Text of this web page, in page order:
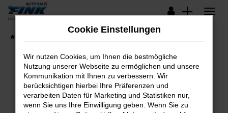
Zum
springen
Lagerfahrzeuge
Fehler: Network Error
Beim Laden ist ein Fehler aufgetreten.
Cookie Einstellungen
Wir nutzen Cookies, um Ihnen die bestmögliche
Nutzung unserer Webseite zu ermöglichen und unsere
Kommunikation mit Ihnen zu verbessern. Wir
berücksichtigen hierbei Ihre Präferenzen und
verarbeiten Daten für Marketing und Statistiken nur,
wenn Sie uns Ihre Einwilligung geben. Wenn Sie zu